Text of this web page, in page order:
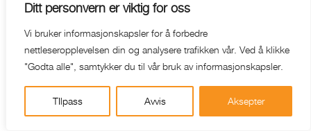
Ditt personvern er viktig for oss
Vi bruker informasjonskapsler for å forbedre
nettleseropplevelsen din og analysere trafikken vår. Ved å klikke
"Godta alle", samtykker du til vår bruk av informasjonskapsler.
TIlpass Avvis Aksepter